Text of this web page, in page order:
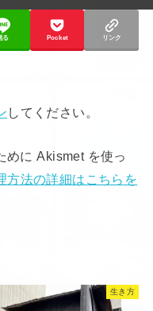
る Pocket リンク
してください。
めに Akismet を使っ
方法の詳細はこちらを
生き方